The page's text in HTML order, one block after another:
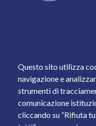
Questo sito utilizza
navigazione e
strumenti di
comunicazione
cliccando su “Rifiuta
Piazza del
Tel. +39 030 2988.1
Partita IVA: